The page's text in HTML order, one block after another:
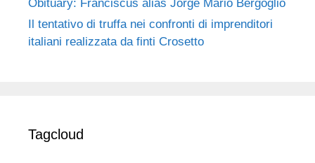
Obituary: Franciscus alias Jorge Mario Bergoglio
Il tentativo di truffa nei confronti di imprenditori
italiani realizzata da finti Crosetto
Tagcloud